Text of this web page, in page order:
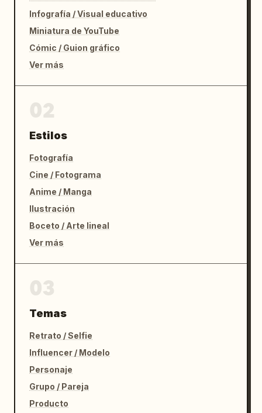
Infografía / Visual educativo
Miniatura de YouTube
Cómic / Guion gráfico
Ver más
Estilos
Fotografía
Cine / Fotograma
Anime / Manga
Ilustración
Boceto / Arte lineal
Ver más
Temas
Retrato / Selfie
Influencer / Modelo
Personaje
Grupo / Pareja
Producto